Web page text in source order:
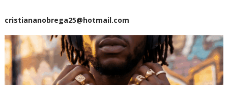
cristiananobrega25@hotmail.com